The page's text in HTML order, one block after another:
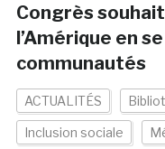
Congrès
l’Amérique en
communautés
ACTUALITÉS
Inclusion sociale